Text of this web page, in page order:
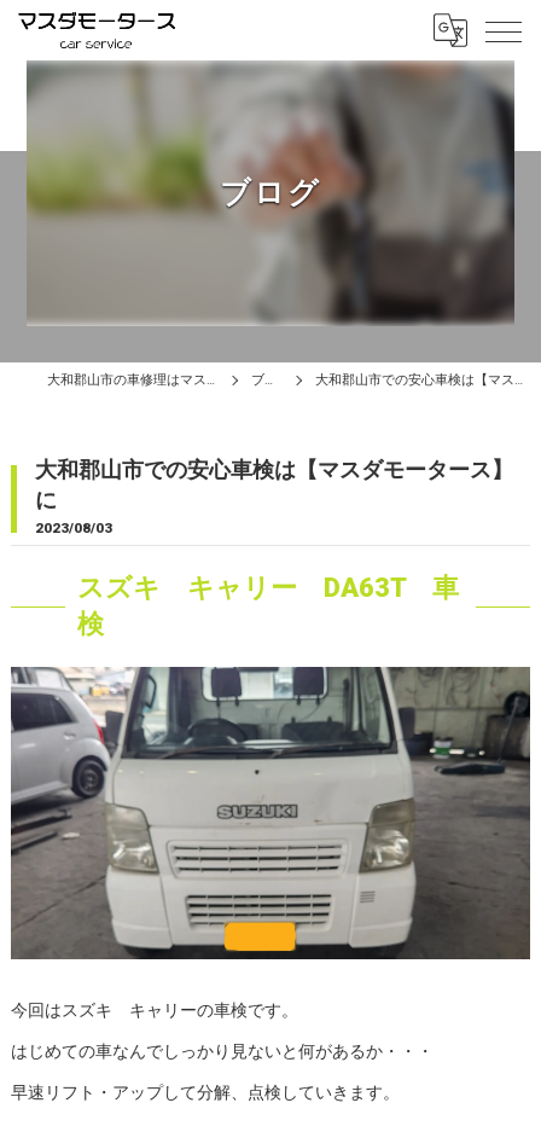
ブログ
大和郡山市の車修理はマスダモータース ブログ 大和郡山市での安心車検は【マスダモータース】に
大和郡山市での安心車検は【マスダモータース】
に
2023/08/03
スズキ キャリー DA63T 車
検
今回はスズキ キャリーの車検です。
はじめての車なんでしっかり見ないと何があるか・・・
早速リフト・アップして分解、点検していきます。